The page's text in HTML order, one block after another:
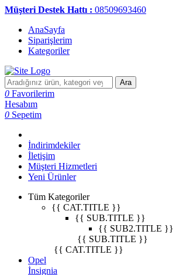
Müşteri Destek Hattı : 08509693460
AnaSayfa
Siparişlerim
Kategoriler
Ara
0 Favorilerim
Hesabım
0 Sepetim
İndirimdekiler
İletişim
Müşteri Hizmetleri
Yeni Ürünler
Tüm Kategoriler
{{ CAT.TITLE }}
{{ SUB.TITLE }}
{{ SUB2.TITLE }}
{{ SUB.TITLE }}
{{ CAT.TITLE }}
Opel
İnsignia